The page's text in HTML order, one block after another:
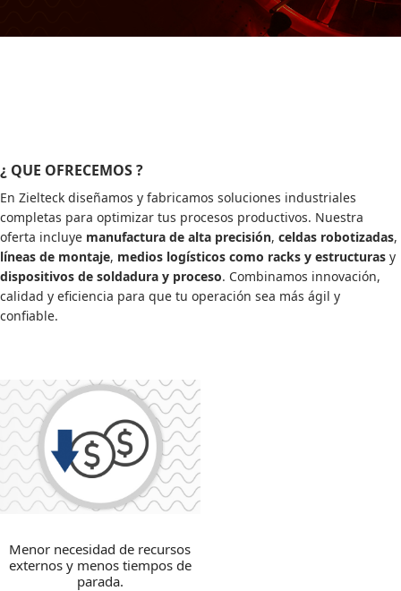
¿ QUE OFRECEMOS ?
En Zielteck diseñamos y fabricamos soluciones industriales
completas para optimizar tus procesos productivos. Nuestra
oferta incluye manufactura de alta precisión, celdas robotizadas,
líneas de montaje, medios logísticos como racks y estructuras y
dispositivos de soldadura y proceso. Combinamos innovación,
calidad y eficiencia para que tu operación sea más ágil y
confiable.
Menor necesidad de recursos
externos y menos tiempos de
parada.